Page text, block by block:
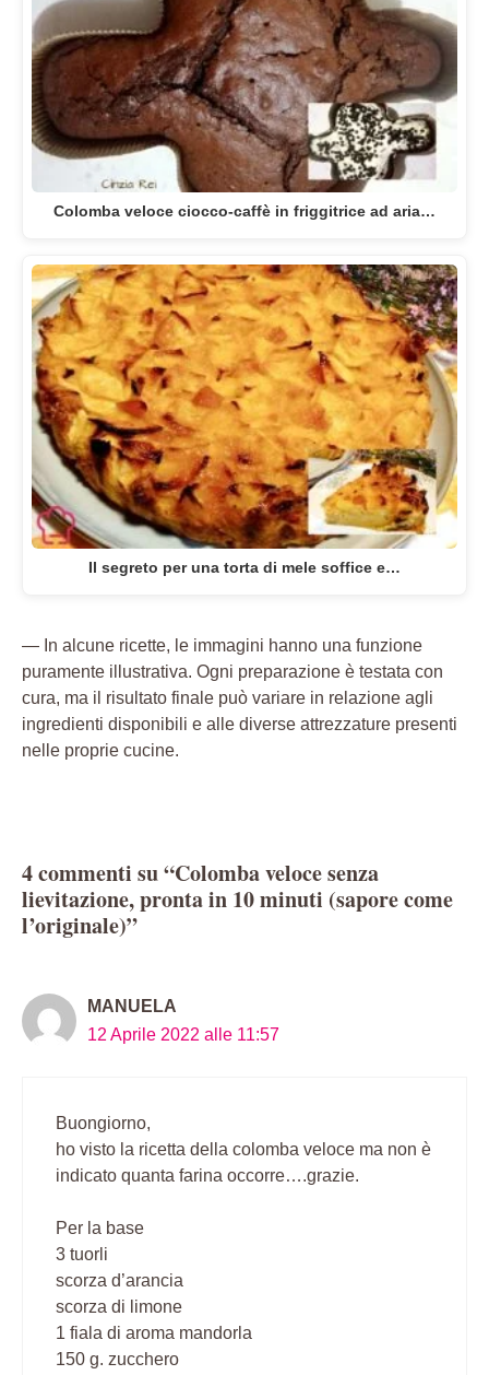
Colomba veloce ciocco-caffè in friggitrice ad aria…
Il segreto per una torta di mele soffice e…
— In alcune ricette, le immagini hanno una funzione
puramente illustrativa. Ogni preparazione è testata con
cura, ma il risultato finale può variare in relazione agli
ingredienti disponibili e alle diverse attrezzature presenti
nelle proprie cucine.
4 commenti su “Colomba veloce senza
lievitazione, pronta in 10 minuti (sapore come
l’originale)”
MANUELA
12 Aprile 2022 alle 11:57
Buongiorno,
ho visto la ricetta della colomba veloce ma non è
indicato quanta farina occorre….grazie.
Per la base
3 tuorli
scorza d’arancia
scorza di limone
1 fiala di aroma mandorla
150 g. zucchero